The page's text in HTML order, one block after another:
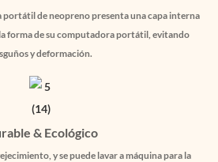
portátil de neopreno presenta una capa interna
forma de su computadora portátil, evitando
y deformación.
& Ecológico
y se puede lavar a máquina para la